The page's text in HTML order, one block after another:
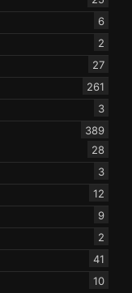
6
2
27
261
3
389
28
3
12
9
2
41
10